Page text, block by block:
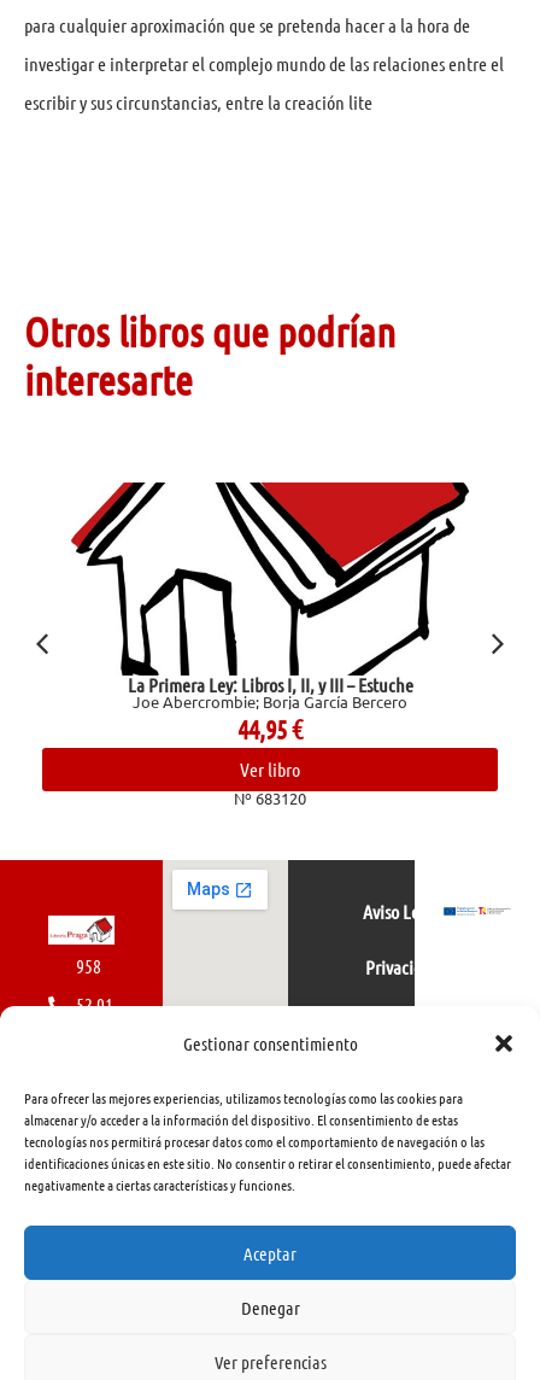
Gestionar consentimiento
Para ofrecer las mejores experiencias, utilizamos tecnologías como las cookies para
almacenar y/o acceder a la información del dispositivo. El consentimiento de estas
tecnologías nos permitirá procesar datos como el comportamiento de navegación o las
identificaciones únicas en este sitio. No consentir o retirar el consentimiento, puede afectar
negativamente a ciertas características y funciones.
Aceptar
Denegar
Ver preferencias
para cualquier aproximación que se pretenda hacer a la hora de
investigar e interpretar el complejo mundo de las relaciones entre el
escribir y sus circunstancias, entre la creación lite
Otros libros que podrían
interesarte
La Primera Ley: Libros I, II, y III – Estuche
Joe Abercrombie; Borja García Bercero
44,95€
Ver libro
Nº 683120
958
52 01
462
415
info@libreriapraga.com
Gracia,
Aviso Legal
Privacidad